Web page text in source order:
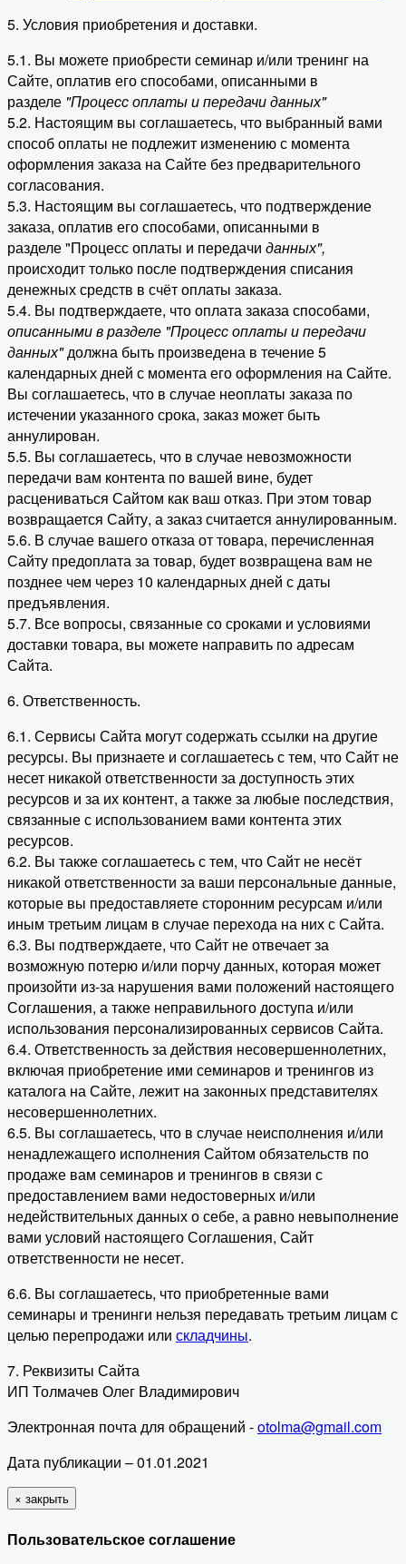
5. Условия приобретения и доставки.
5.1. Вы можете приобрести семинар и/или тренинг на
Сайте, оплатив его способами, описанными в
разделе "Процесс оплаты и передачи данных"
5.2. Настоящим вы соглашаетесь, что выбранный вами
способ оплаты не подлежит изменению с момента
оформления заказа на Сайте без предварительного
согласования.
5.3. Настоящим вы соглашаетесь, что подтверждение
заказа, оплатив его способами, описанными в
разделе "Процесс оплаты и передачи данных",
происходит только после подтверждения списания
денежных средств в счёт оплаты заказа.
5.4. Вы подтверждаете, что оплата заказа способами,
описанными в разделе "Процесс оплаты и передачи
данных"должна быть произведена в течение 5
календарных дней с момента его оформления на Сайте.
Вы соглашаетесь, что в случае неоплаты заказа по
истечении указанного срока, заказ может быть
аннулирован.
5.5. Вы соглашаетесь, что в случае невозможности
передачи вам контента по вашей вине, будет
расцениваться Сайтом как ваш отказ. При этом товар
возвращается Сайту, а заказ считается аннулированным.
5.6. В случае вашего отказа от товара, перечисленная
Сайту предоплата за товар, будет возвращена вам не
позднее чем через 10 календарных дней с даты
предъявления.
5.7. Все вопросы, связанные со сроками и условиями
доставки товара, вы можете направить по адресам
Сайта.
6. Ответственность.
6.1. Сервисы Сайта могут содержать ссылки на другие
ресурсы. Вы признаете и соглашаетесь с тем, что Сайт не
несет никакой ответственности за доступность этих
ресурсов и за их контент, а также за любые последствия,
связанные с использованием вами контента этих
ресурсов.
6.2. Вы также соглашаетесь с тем, что Сайт не несёт
никакой ответственности за ваши персональные данные,
которые вы предоставляете сторонним ресурсам и/или
иным третьим лицам в случае перехода на них с Сайта.
6.3. Вы подтверждаете, что Сайт не отвечает за
возможную потерю и/или порчу данных, которая может
произойти из-за нарушения вами положений настоящего
Соглашения, а также неправильного доступа и/или
использования персонализированных сервисов Сайта.
6.4. Ответственность за действия несовершеннолетних,
включая приобретение ими семинаров и тренингов из
каталога на Сайте, лежит на законных представителях
несовершеннолетних.
6.5. Вы соглашаетесь, что в случае неисполнения и/или
ненадлежащего исполнения Сайтом обязательств по
продаже вам семинаров и тренингов в связи с
предоставлением вами недостоверных и/или
недействительных данных о себе, а равно невыполнение
вами условий настоящего Соглашения, Сайт
ответственности не несет.
6.6. Вы соглашаетесь, что приобретенные вами
семинары и тренинги нельзя передавать третьим лицам с
целью перепродажи или складчины.
7. Реквизиты Сайта
ИП Толмачев Олег Владимирович
Электронная почта для обращений -otolma@gmail.com
Дата публикации – 01.01.2021
× закрыть
Пользовательское соглашение